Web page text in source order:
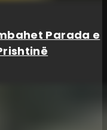
Parada e